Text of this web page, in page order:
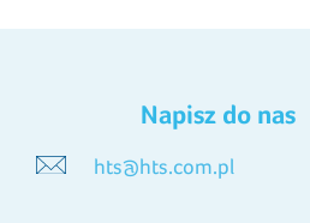
Napisz do nas
hts@hts.com.pl